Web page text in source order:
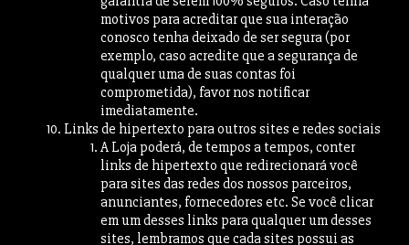
motivos para acreditar que sua interação
conosco tenha deixado de ser segura (por
exemplo, caso acredite que a segurança de
qualquer uma de suas contas foi
comprometida), favor nos notificar
imediatamente.
Links de hipertexto para outros sites e redes sociais
A Loja poderá, de tempos a tempos, conter
links de hipertexto que redirecionará você
para sites das redes dos nossos parceiros,
anunciantes, fornecedores etc. Se você clicar
em um desses links para qualquer um desses
sites, lembramos que cada sites possui as